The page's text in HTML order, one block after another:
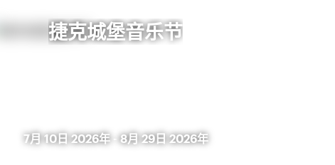
捷克城堡音乐节
7月 10日 2026年- 8月 29日 2026年